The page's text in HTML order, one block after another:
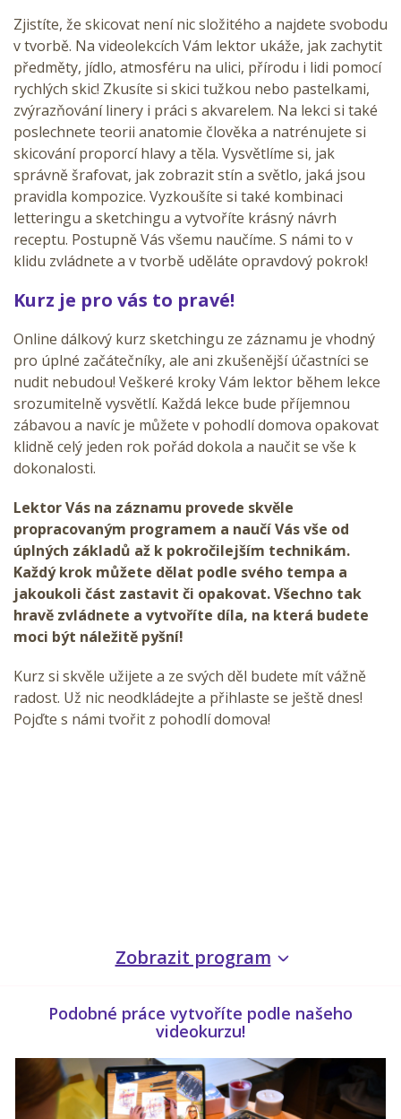
Zjistíte, že skicovat není nic složitého a najdete svobodu
v tvorbě. Na videolekcích Vám lektor ukáže, jak zachytit
předměty, jídlo, atmosféru na ulici, přírodu i lidi pomocí
rychlých skic! Zkusíte si skici tužkou nebo pastelkami,
zvýrazňování linery i práci s akvarelem. Na lekci si také
poslechnete teorii anatomie člověka a natrénujete si
skicování proporcí hlavy a těla. Vysvětlíme si, jak
správně šrafovat, jak zobrazit stín a světlo, jaká jsou
pravidla kompozice. Vyzkoušíte si také kombinaci
letteringu a sketchingu a vytvoříte krásný návrh
receptu. Postupně Vás všemu naučíme. S námi to v
klidu zvládnete a v tvorbě uděláte opravdový pokrok!
Kurz je pro vás to pravé!
Online dálkový kurz sketchingu ze záznamu je vhodný
pro úplné začátečníky, ale ani zkušenější účastníci se
nudit nebudou! Veškeré kroky Vám lektor během lekce
srozumitelně vysvětlí. Každá lekce bude příjemnou
zábavou a navíc je můžete v pohodlí domova opakovat
klidně celý jeden rok pořád dokola a naučit se vše k
dokonalosti.
Lektor Vás na záznamu provede skvěle
propracovaným programem a naučí Vás vše od
úplných základů až k pokročilejším technikám.
Každý krok můžete dělat podle svého tempa a
jakoukoli část zastavit či opakovat. Všechno tak
hravě zvládnete a vytvoříte díla, na která budete
moci být náležitě pyšní!
Kurz si skvěle užijete a ze svých děl budete mít vážně
radost. Už nic neodkládejte a přihlaste se ještě dnes!
Pojďte s námi tvořit z pohodlí domova!
Zobrazit program
Podobné práce vytvoříte podle našeho
videokurzu!